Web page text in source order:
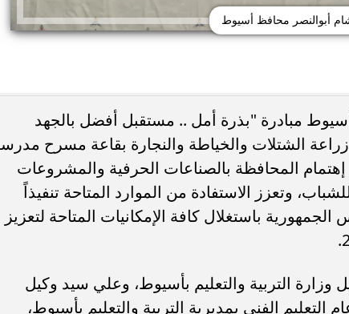
أبوالنصر محافظ أسيوط
مبادرة "بذرة أمل .. مستقبل أفضل بالجهد
الشتلات والخياطة والنجارة بقاعة مسرح
المحافظة بالصناعات الحرفية والمشروعات
وتعزز الاستفادة من الموارد المتاحة تنفيذاً
باستغلال كافة الإمكانيات المتاحة لتعزيز
التربية والتعليم بأسيوط، وعلي سيد وكيل
الفني بمديرية التربية والتعليم بأسيوط،
كريم عبد العزيز
صيف 2026
وفاة خورخي ميسي والد نجم
صراع طويل مع المرض